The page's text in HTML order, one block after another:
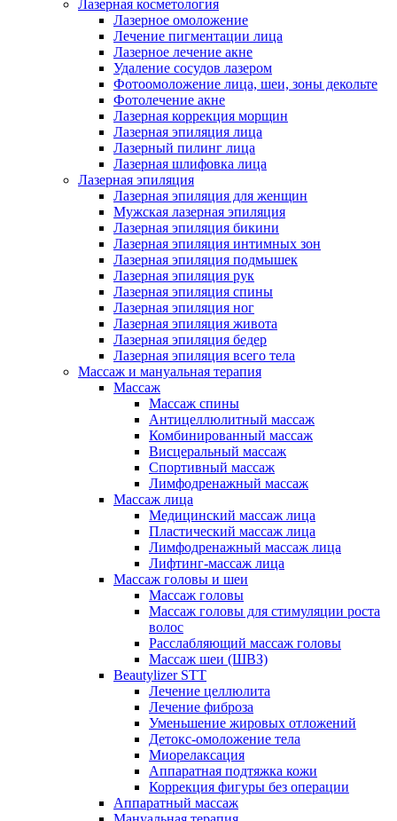
Лазерная косметология
Лазерное омоложение
Лечение пигментации лица
Лазерное лечение акне
Удаление сосудов лазером
Фотоомоложение лица, шеи, зоны декольте
Фотолечение акне
Лазерная коррекция морщин
Лазерная эпиляция лица
Лазерный пилинг лица
Лазерная шлифовка лица
Лазерная эпиляция
Лазерная эпиляция для женщин
Мужская лазерная эпиляция
Лазерная эпиляция бикини
Лазерная эпиляция интимных зон
Лазерная эпиляция подмышек
Лазерная эпиляция рук
Лазерная эпиляция спины
Лазерная эпиляция ног
Лазерная эпиляция живота
Лазерная эпиляция бедер
Лазерная эпиляция всего тела
Массаж и мануальная терапия
Массаж
Массаж спины
Антицеллюлитный массаж
Комбинированный массаж
Висцеральный массаж
Спортивный массаж
Лимфодренажный массаж
Массаж лица
Медицинский массаж лица
Пластический массаж лица
Лимфодренажный массаж лица
Лифтинг-массаж лица
Массаж головы и шеи
Массаж головы
Массаж головы для стимуляции роста
волос
Расслабляющий массаж головы
Массаж шеи (ШВЗ)
Beautylizer STT
Лечение целлюлита
Лечение фиброза
Уменьшение жировых отложений
Детокс-омоложение тела
Миорелаксация
Аппаратная подтяжка кожи
Коррекция фигуры без операции
Аппаратный массаж